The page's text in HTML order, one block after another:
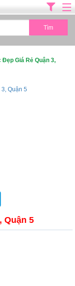
Đẹp Giá Rẻ Quận 3,
Quận 5